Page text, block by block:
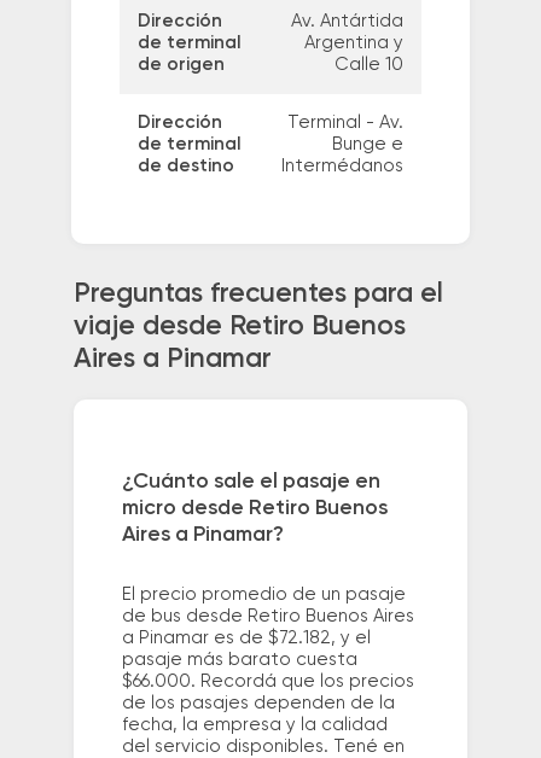
Dirección
de terminal
de origen
Av. Antártida
Argentina y
Calle 10
Dirección
de terminal
de destino
Terminal - Av.
Bunge e
Intermédanos
Preguntas frecuentes para el
viaje desde Retiro Buenos
Aires a Pinamar
¿Cuánto sale el pasaje en
micro desde Retiro Buenos
Aires a Pinamar?
El precio promedio de un pasaje
de bus desde Retiro Buenos Aires
a Pinamar es de $72.182, y el
pasaje más barato cuesta
$66.000. Recordá que los precios
de los pasajes dependen de la
fecha, la empresa y la calidad
del servicio disponibles. Tené en